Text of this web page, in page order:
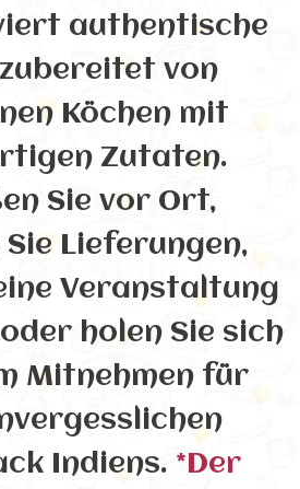
authentische
zubereitet von
Köchen mit
Zutaten.
Sie vor Ort,
Lieferungen,
Veranstaltung
holen Sie sich
Mitnehmen für
Indiens. *Der